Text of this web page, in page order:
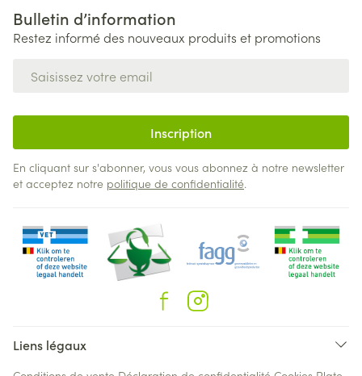
Bulletin d’information
Restez informé des nouveaux produits et promotions
Inscription
En cliquant sur s'abonner, vous vous abonnez à notre newsletter
et acceptez notre politique de confidentialité.
Liens légaux